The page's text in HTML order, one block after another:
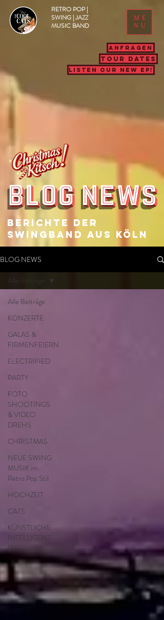
ME
NU
RETRO POP |
SWING | JAZZ
MUSIC BAND
ANFRAGEN
TOUR DATES
LISTEN OUR NEW EP!
Berichte Der
SWingband aus Köln
BLOG NEWS
Alle Beiträge
KONZERTE
GALAS &
FIRMENFEIERN
ELECTRIFIED
PARTY
FOTO
SHOOTINGS
& VIDEO
DREHS
CHRISTMAS
NEUE SWING
MUSIK im
Retro Pop Stil
HOCHZEIT
CATS
KÜNSTLICHE
INTELLIGENZ
(KI)
Alle Beiträge